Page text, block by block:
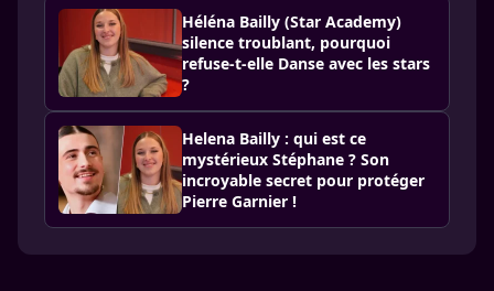
Héléna Bailly (Star Academy)
silence troublant, pourquoi
refuse-t-elle Danse avec les stars
?
Helena Bailly : qui est ce
mystérieux Stéphane ? Son
incroyable secret pour protéger
Pierre Garnier !